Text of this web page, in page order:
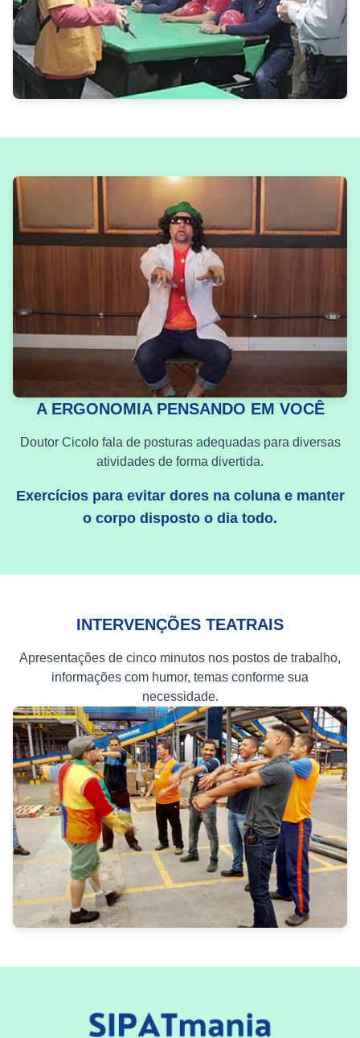
A ERGONOMIA PENSANDO EM VOCÊ
Doutor Cicolo fala de posturas adequadas para diversas
atividades de forma divertida.
Exercícios para evitar dores na coluna e manter
o corpo disposto o dia todo.
INTERVENÇÕES TEATRAIS
Apresentações de cinco minutos nos postos de trabalho,
informações com humor, temas conforme sua
necessidade.